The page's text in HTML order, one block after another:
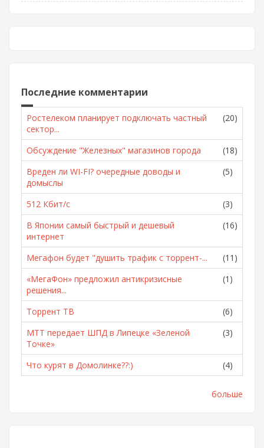
Последние комментарии
Ростелеком планирует подключать частный
сектор...
(20)
Обсуждение "Железных" магазинов города
(18)
Вреден ли WI-FI? очередные доводы и
домыслы
(5)
512 Кбит/с
(3)
В Японии самый быстрый и дешевый
интернет
(16)
Мегафон будет "душить трафик с торрент-...
(11)
«МегаФон» предложил антикризисные
решения...
(1)
Торрент ТВ
(6)
МТТ передает ШПД в Липецке «Зеленой
Точке»
(3)
Что курят в Домолинке??:) (4)
больше